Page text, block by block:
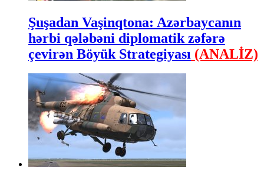
Şuşadan Vaşinqtona: Azərbaycanın
hərbi qələbəni diplomatik zəfərə
çevirən Böyük Strategiyası (ANALİZ)